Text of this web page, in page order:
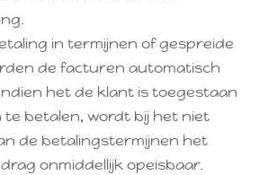
in termijnen of gespreide
de facturen automatisch
het de klant is toegestaan
te betalen, wordt bij het niet
de betalingstermijnen het
onmiddellijk opeisbaar.